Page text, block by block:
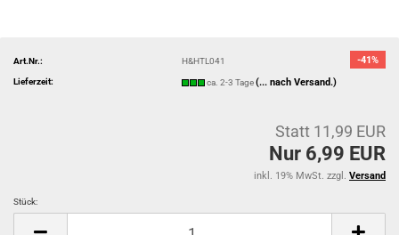
-41%
Art.Nr.: H&HTL041
Lieferzeit: ca. 2-3 Tage(... nach Versand.)
Statt 11,99 EUR
Nur 6,99 EUR
inkl. 19% MwSt. zzgl. Versand
Stück: